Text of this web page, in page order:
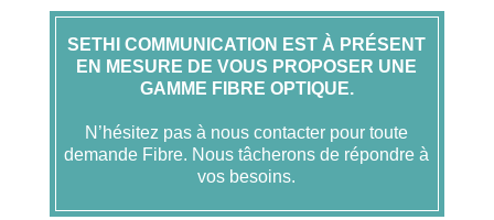
SETHI COMMUNICATION EST À PRÉSENT
EN MESURE DE VOUS PROPOSER UNE
GAMME FIBRE OPTIQUE.
N’hésitez pas à nous contacter pour toute
demande Fibre. Nous tâcherons de répondre à
vos besoins.
Connecteurs Connecteurs 7/16
7/16 Femelle pour 1/2″